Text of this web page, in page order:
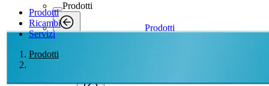
Prodotti
Ricambi
Servizi
Prodotti
Prodotti
Prodotti
Compressori a vite